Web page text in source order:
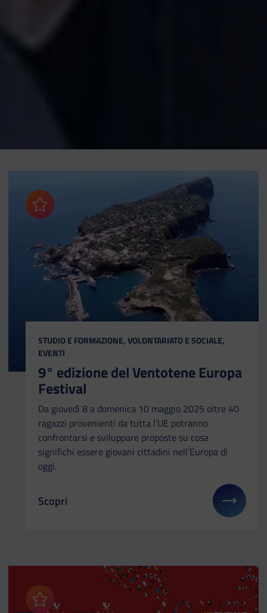
Aggiungi ai preferiti
CATEGORIA:
STUDIO E FORMAZIONE, VOLONTARIATO E SOCIALE,
EVENTI
9° edizione del Ventotene Europa
Festival
Da giovedì 8 a domenica 10 maggio 2025 oltre 40
ragazzi provenienti da tutta l’UE potranno
confrontarsi e sviluppare proposte su cosa
significhi essere giovani cittadini nell’Europa di
oggi.
Il link ti porterà ad avere maggiori dettagli su: 9°
Scopri
Aggiungi ai preferiti